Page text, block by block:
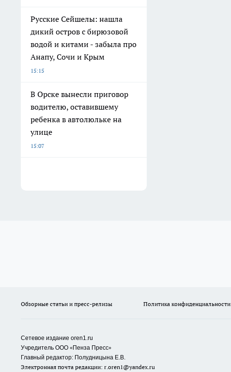
Русские Сейшелы: нашла
дикий остров с бирюзовой
водой и китами - забыла про
Анапу, Сочи и Крым
15:15
В Орске вынесли приговор
водителю, оставившему
ребенка в автолюльке на
улице
15:07
Обзорные статьи и пресс-релизы Политика конфиденциальности
Сетевое издание oren1.ru
Учредитель ООО «Пенза Пресс»
Главный редактор: Полудницына Е.В.
Электронная почта редакции: r.oren1@yandex.ru